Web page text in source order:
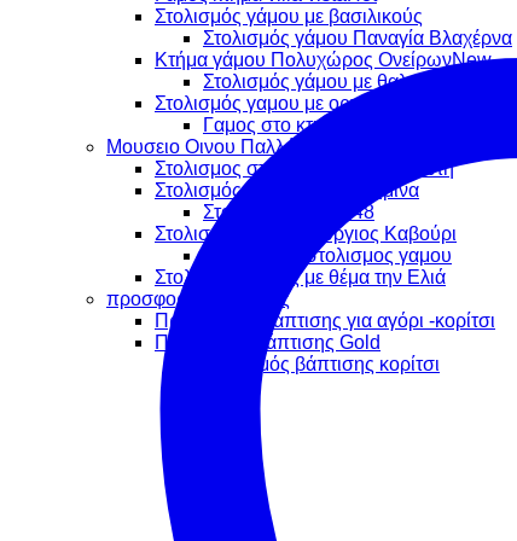
Στολισμός γάμου με βασιλικούς
Στολισμός γάμου Παναγία Βλαχέρνα
Κτήμα γάμου Πολυχώρος Ονείρων
Στολισμός γάμου με θαλασσόξυλα
Στολισμός γαμου με ορτανσίες
Γαμος στο κτημα aqua dream
Μουσειο Οινου Παλλήνη | Κτήμα Γάμου
Στολισμος στο Κτημα Μπραϊμνιωτη
Στολισμός γάμου στη Σαλαμίνα
Στολισμος Κτήμα 48
Στολισμός Άγιος Γεώργιος Καβούρι
Ρομαντικος στολισμος γαμου
Στολισμός Γάμος με θέμα την Ελιά
προσφορες βαπτισης
Προσφορές Βάπτισης για αγόρι -κορίτσι
Προσφορά Βάπτισης Gold
Στολισμός βάπτισης κορίτσι